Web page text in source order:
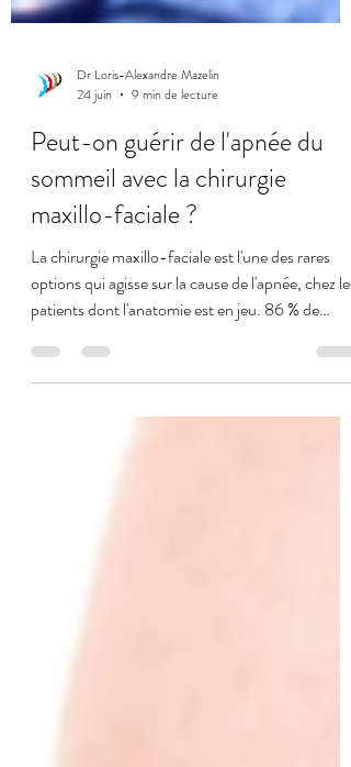
Dr Loris-Alexandre Mazelin
24 juin
9 min de lecture
Peut-on guérir de l'apnée du
sommeil avec la chirurgie
maxillo-faciale ?
La chirurgie maxillo-faciale est l'une des rares
succès, 43 % de guérison complète. Mais elle ne